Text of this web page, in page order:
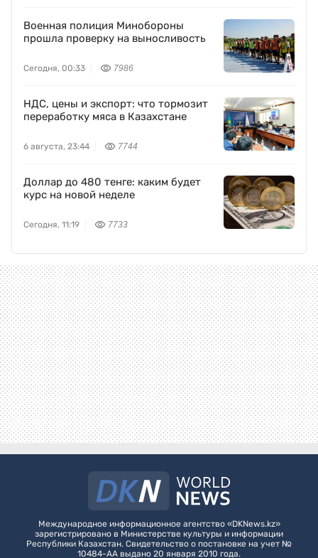
Военная полиция Минобороны
прошла проверку на выносливость
Сегодня, 00:33 7986
НДС, цены и экспорт: что тормозит
переработку мяса в Казахстане
6 августа, 23:44 7744
Доллар до 480 тенге: каким будет
курс на новой неделе
Сегодня, 11:19 7733
Международное информационное агентство «DKNews.kz»
зарегистрировано в Министерстве культуры и информации
Республики Казахстан. Свидетельство о постановке на учет №
10484-АА выдано 20 января 2010 года.